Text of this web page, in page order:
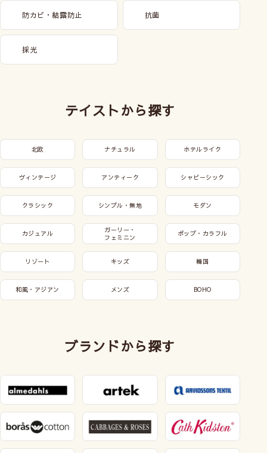
防カビ・結露防止 抗菌
採光
テイストから探す
北欧 ナチュラル ホテルライク
ヴィンテージ アンティーク シャビーシック
クラシック シンプル・無地 モダン
カジュアル
ガーリー・
フェミニン
ポップ・カラフル
リゾート キッズ 韓国
和風・アジアン メンズ BOHO
ブランドから探す